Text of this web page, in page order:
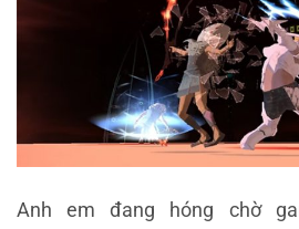
Anh em đang hóng chờ